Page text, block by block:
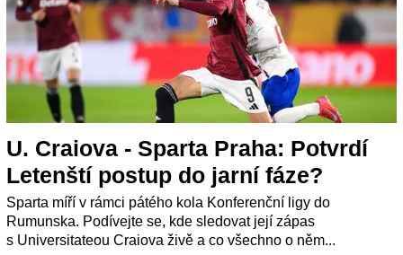
U. Craiova - Sparta Praha: Potvrdí
Letenští postup do jarní fáze?
Sparta míří v rámci pátého kola Konferenční ligy do
Rumunska. Podívejte se, kde sledovat její zápas
s Universitateou Craiova živě a co všechno o něm...